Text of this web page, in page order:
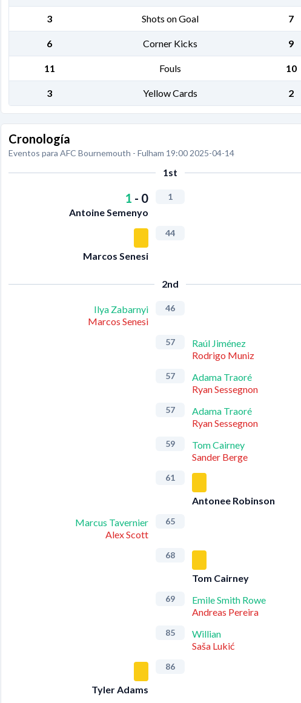
3 Shots on Goal 7
6 Corner Kicks 9
11 Fouls 10
3 Yellow Cards 2
Cronología
Eventos para AFC Bournemouth - Fulham 19:00 2025-04-14
1st
1 - 0
Antoine Semenyo
1
Marcos Senesi
44
2nd
Ilya Zabarnyi
Marcos Senesi
46
57
Raúl Jiménez
Rodrigo Muniz
57
Adama Traoré
Ryan Sessegnon
57
Adama Traoré
Ryan Sessegnon
59
Tom Cairney
Sander Berge
61
Antonee Robinson
Marcus Tavernier
Alex Scott
65
68
Tom Cairney
69
Emile Smith Rowe
Andreas Pereira
85
Willian
Saša Lukić
Tyler Adams
86